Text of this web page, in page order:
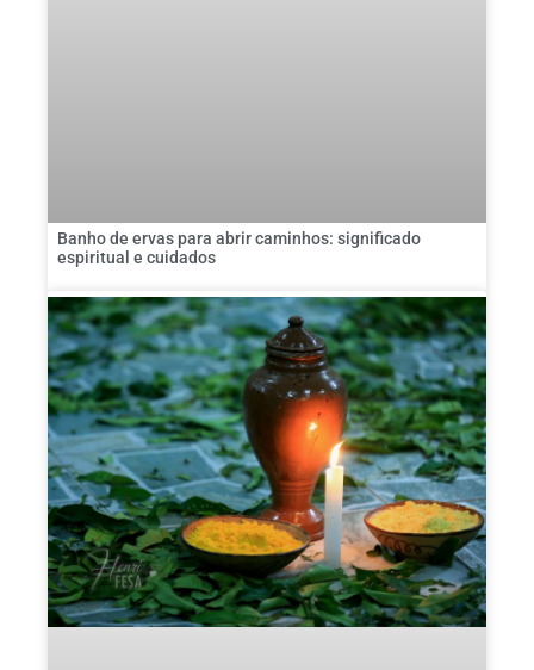
Banho de ervas para abrir caminhos: significado
espiritual e cuidados